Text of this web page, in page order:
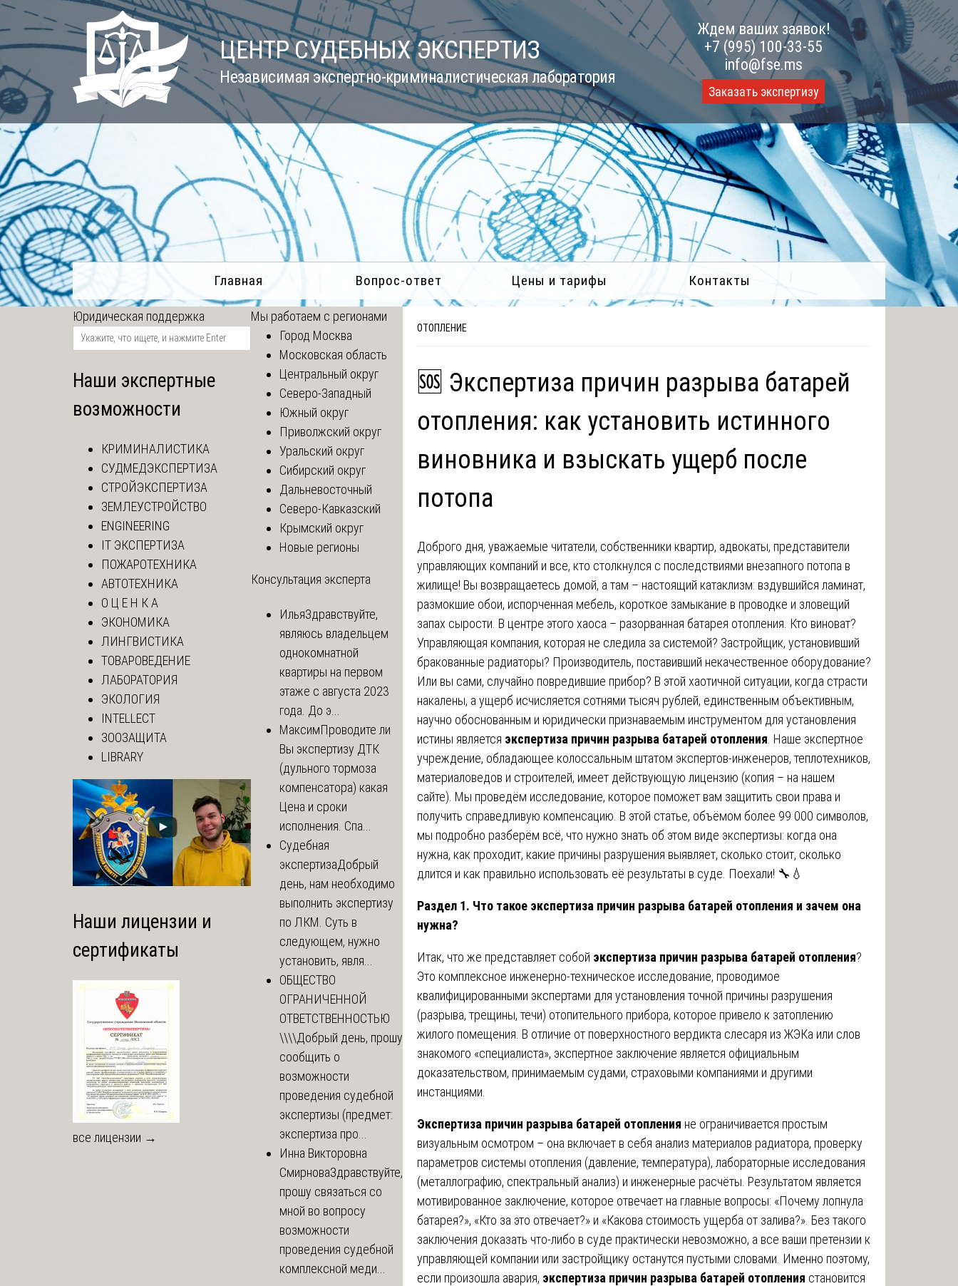
Skip
to
content
ЦЕНТР СУДЕБНЫХ ЭКСПЕРТИЗ
Независимая экспертно-криминалистическая лаборатория
Ждем ваших заявок!
+7 (995) 100-33-55
info@fse.ms
Заказать экспертизу
Главная Вопрос-ответ Цены и тарифы Контакты
ОТОПЛЕНИЕ
🆘 Экспертиза причин разрыва батарей
отопления: как установить истинного
виновника и взыскать ущерб после
потопа
Доброго дня, уважаемые читатели, собственники квартир, адвокаты, представители
управляющих компаний и все, кто столкнулся с последствиями внезапного потопа в
жилище! Вы возвращаетесь домой, а там – настоящий катаклизм: вздувшийся ламинат,
размокшие обои, испорченная мебель, короткое замыкание в проводке и зловещий
запах сырости. В центре этого хаоса – разорванная батарея отопления. Кто виноват?
Управляющая компания, которая не следила за системой? Застройщик, установивший
бракованные радиаторы? Производитель, поставивший некачественное оборудование?
Или вы сами, случайно повредившие прибор? В этой хаотичной ситуации, когда страсти
накалены, а ущерб исчисляется сотнями тысяч рублей, единственным объективным,
научно обоснованным и юридически признаваемым инструментом для установления
истины является экспертиза причин разрыва батарей отопления . Наше экспертное
учреждение, обладающее колоссальным штатом экспертов-инженеров, теплотехников,
материаловедов и строителей, имеет действующую лицензию (копия – на нашем
сайте). Мы проведём исследование, которое поможет вам защитить свои права и
получить справедливую компенсацию. В этой статье, объёмом более 99 000 символов,
мы подробно разберём всё, что нужно знать об этом виде экспертизы: когда она
нужна, как проходит, какие причины разрушения выявляет, сколько стоит, сколько
длится и как правильно использовать её результаты в суде. Поехали! 🔧💧
Раздел 1. Что такое экспертиза причин разрыва батарей отопления и зачем она
нужна?
Итак, что же представляет собой экспертиза причин разрыва батарей отопления?
Это комплексное инженерно-техническое исследование, проводимое
квалифицированными экспертами для установления точной причины разрушения
(разрыва, трещины, течи) отопительного прибора, которое привело к затоплению
жилого помещения. В отличие от поверхностного вердикта слесаря из ЖЭКа или слов
знакомого «специалиста», экспертное заключение является официальным
доказательством, принимаемым судами, страховыми компаниями и другими
инстанциями.
Экспертиза причин разрыва батарей отопления не ограничивается простым
визуальным осмотром – она включает в себя анализ материалов радиатора, проверку
параметров системы отопления (давление, температура), лабораторные исследования
(металлографию, спектральный анализ) и инженерные расчёты. Результатом является
мотивированное заключение, которое отвечает на главные вопросы: «Почему лопнула
батарея?», «Кто за это отвечает?» и «Какова стоимость ущерба от залива?». Без такого
заключения доказать что-либо в суде практически невозможно, а все ваши претензии к
управляющей компании или застройщику останутся пустыми словами. Именно поэтому,
если произошла авария, экспертиза причин разрыва батарей отопления становится
Юридическая поддержка
Наши экспертные
возможности
КРИМИНАЛИСТИКА
СУДМЕДЭКСПЕРТИЗА
СТРОЙЭКСПЕРТИЗА
ЗЕМЛЕУСТРОЙСТВО
ENGINEERING
IT ЭКСПЕРТИЗА
ПОЖАРОТЕХНИКА
АВТОТЕХНИКА
О Ц Е Н К А
ЭКОНОМИКА
ЛИНГВИСТИКА
ТОВАРОВЕДЕНИЕ
ЛАБОРАТОРИЯ
ЭКОЛОГИЯ
INTELLECT
ЗООЗАЩИТА
LIBRARY
Наши лицензии и
сертификаты
все лицензии →
Мы работаем с регионами
Город Москва
Московская область
Центральный округ
Северо-Западный
Южный округ
Приволжский округ
Уральский округ
Сибирский округ
Дальневосточный
Северо-Кавказский
Крымский округ
Новые регионы
Консультация эксперта
ИльяЗдравствуйте,
являюсь владельцем
однокомнатной
квартиры на первом
этаже с августа 2023
года. До э...
МаксимПроводите ли
Вы экспертизу ДТК
(дульного тормоза
компенсатора) какая
Цена и сроки
исполнения. Спа...
Судебная
экспертизаДобрый
день, нам необходимо
выполнить экспертизу
по ЛКМ. Суть в
следующем, нужно
установить, явля...
ОБЩЕСТВО
ОГРАНИЧЕННОЙ
ОТВЕТСТВЕННОСТЬЮ
\\\\Добрый день, прошу
сообщить о
возможности
проведения судебной
экспертизы (предмет:
экспертиза про...
Инна Викторовна
СмирноваЗдравствуйте,
прошу связаться со
мной во вопросу
возможности
проведения судебной
комплексной меди...